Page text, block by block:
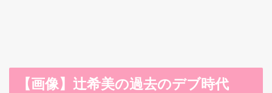
【画像】辻希美の過去のデブ時代